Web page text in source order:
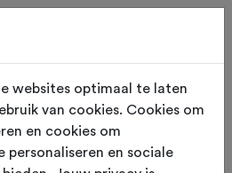
websites optimaal te laten
van cookies. Cookies om
en cookies om
en sociale